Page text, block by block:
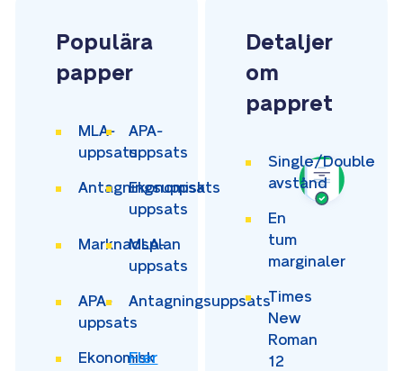
Populära
papper
MLA-
uppsats
APA-
uppsats
Antagningsuppsats
Ekonomisk
uppsats
Marknadsplan
MLA-
uppsats
APA-
uppsats
Antagningsuppsats
Ekonomisk
Fler
Detaljer
om
pappret
Single/Double
avstånd
En
tum
marginaler
Times
New
Roman
12